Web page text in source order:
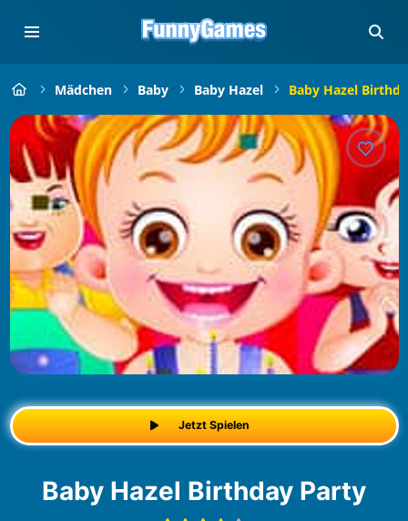
Mädchen Baby Baby Hazel Baby Hazel
Jetzt Spielen
Baby Hazel Birthday Party